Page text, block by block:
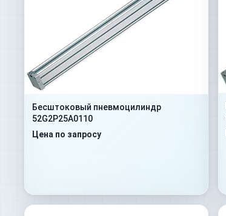
Бесштоковый пневмоцилиндр
52G2P25A0110
Цена по запросу